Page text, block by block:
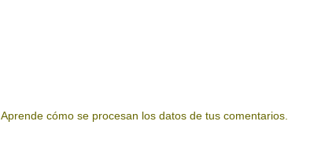
Aprende cómo se procesan los datos de tus comentarios.